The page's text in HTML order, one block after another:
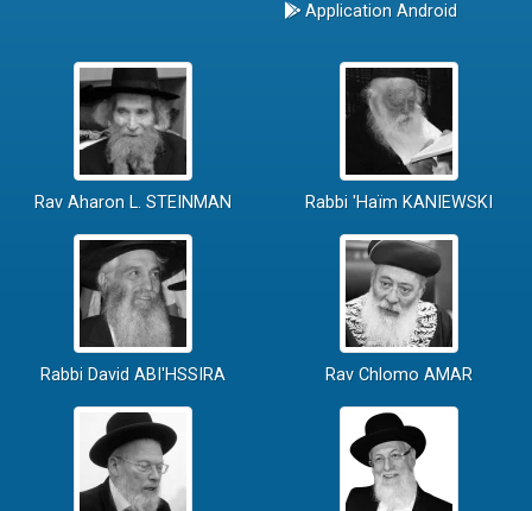
Application Android
Rav Aharon L. STEINMAN Rabbi 'Haïm KANIEWSKI
Rabbi David ABI'HSSIRA Rav Chlomo AMAR